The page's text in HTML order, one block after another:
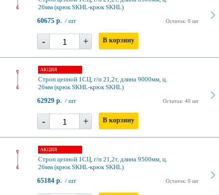
26мм (крюк SKHL-крюк SKHL)
Остаток: 0 шт
60675 р. / шт
- + В корзину
АКЦИЯ
Строп цепной 1СЦ, г/п 21,2т, длина 9000мм, ц.
26мм (крюк SKHL-крюк SKHL)
Остаток: 40 шт
62929 р. / шт
- + В корзину
АКЦИЯ
Строп цепной 1СЦ, г/п 21,2т, длина 9500мм, ц.
26мм (крюк SKHL-крюк SKHL)
Остаток: 0 шт
65184 р. / шт